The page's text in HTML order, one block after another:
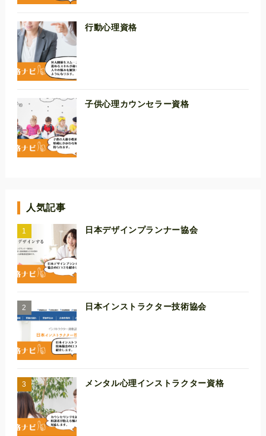
行動心理資格
子供心理カウンセラー資格
人気記事
日本デザインプランナー協会
日本インストラクター技術協会
メンタル心理インストラクター資格